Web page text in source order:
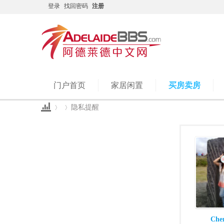
登录 找回密码 注册
门户首页 家居闲置 买房卖房
隐私提醒